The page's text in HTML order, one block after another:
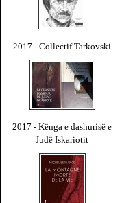
2017 - Collectif Tarkovski
2017 - Kënga e dashurisë e
Judë Iskariotit